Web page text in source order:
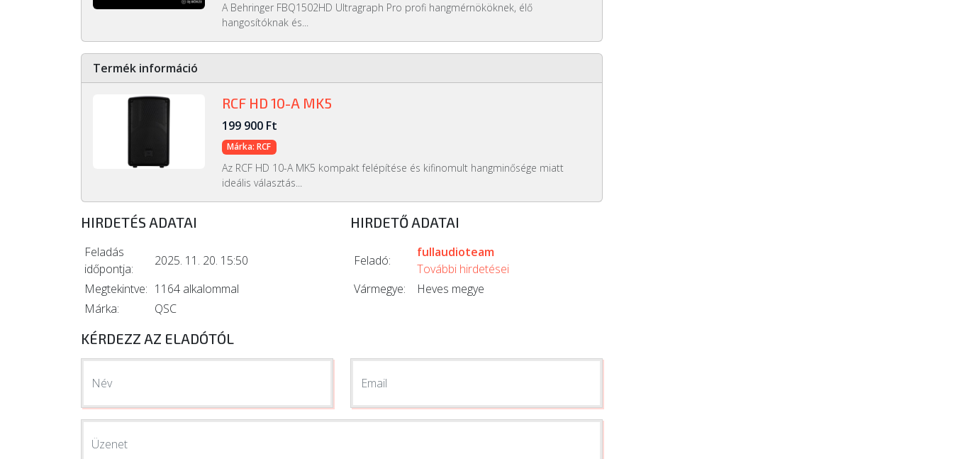
A Behringer FBQ1502HD Ultragraph Pro profi hangmérnököknek, élő
hangosítóknak és...
Termék információ
RCF HD 10-A MK5
199 900 Ft
Márka: RCF
Az RCF HD 10-A MK5 kompakt felépítése és kifinomult hangminősége miatt
ideális választás...
HIRDETÉS ADATAI
Feladás
időpontja:
2025. 11. 20. 15:50
Megtekintve: 1164 alkalommal
Márka:
QSC
HIRDETŐ ADATAI
Feladó:
fullaudioteam
További hirdetései
Vármegye:
Heves megye
KÉRDEZZ AZ ELADÓTÓL
Név Email
Üzenet